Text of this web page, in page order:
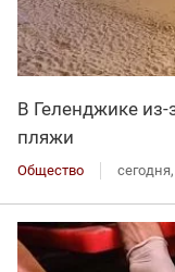
В Геленджике
пляжи
Общество